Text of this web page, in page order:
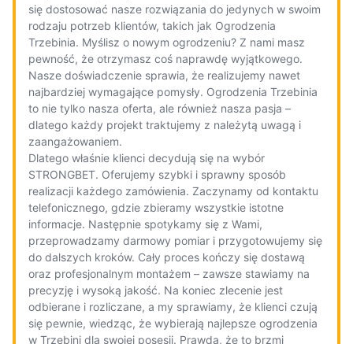
się dostosować nasze rozwiązania do jedynych w swoim
rodzaju potrzeb klientów, takich jak Ogrodzenia
Trzebinia. Myślisz o nowym ogrodzeniu? Z nami masz
pewność, że otrzymasz coś naprawdę wyjątkowego.
Nasze doświadczenie sprawia, że realizujemy nawet
najbardziej wymagające pomysły. Ogrodzenia Trzebinia
to nie tylko nasza oferta, ale również nasza pasja –
dlatego każdy projekt traktujemy z należytą uwagą i
zaangażowaniem.
Dlatego właśnie klienci decydują się na wybór
STRONGBET. Oferujemy szybki i sprawny sposób
realizacji każdego zamówienia. Zaczynamy od kontaktu
telefonicznego, gdzie zbieramy wszystkie istotne
informacje. Następnie spotykamy się z Wami,
przeprowadzamy darmowy pomiar i przygotowujemy się
do dalszych kroków. Cały proces kończy się dostawą
oraz profesjonalnym montażem – zawsze stawiamy na
precyzję i wysoką jakość. Na koniec zlecenie jest
odbierane i rozliczane, a my sprawiamy, że klienci czują
się pewnie, wiedząc, że wybierają najlepsze ogrodzenia
w Trzebini dla swojej posesji. Prawda, że to brzmi